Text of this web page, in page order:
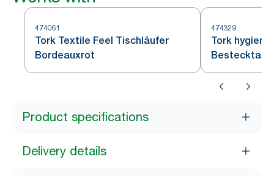
474061
Tork Textile Feel Tischläufer
Bordeauxrot
474329
Tork
Product specifications
Delivery details